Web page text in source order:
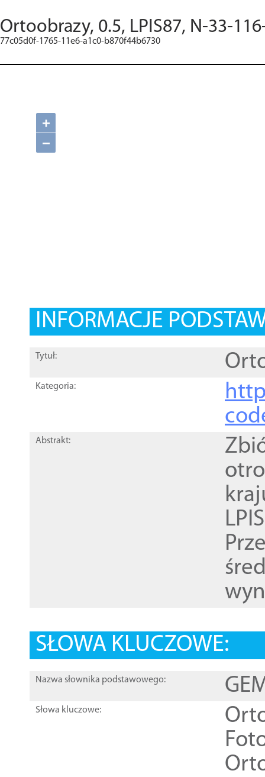
Ortoobrazy, 0.5, LPIS87, N-33-
77c05d0f-1765-11e6-a1c0-b870f44b6730
+
−
INFORMACJE
Tytuł:
Kategoria:
Abstrakt:
SŁOWA KLUCZOWE:
Nazwa słownika podstawowego:
Słowa kluczowe: